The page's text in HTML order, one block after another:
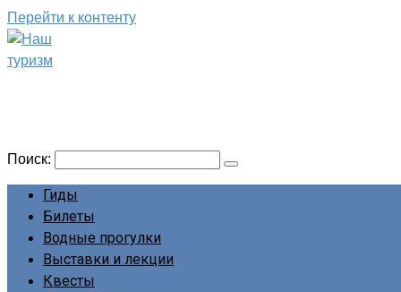
Перейти к контенту
Поиск:
Гиды
Билеты
Водные прогулки
Выставки и лекции
Квесты